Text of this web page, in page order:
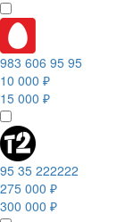
983 606 95 95
10 000 ₽
15 000 ₽
95 35 222222
275 000 ₽
300 000 ₽